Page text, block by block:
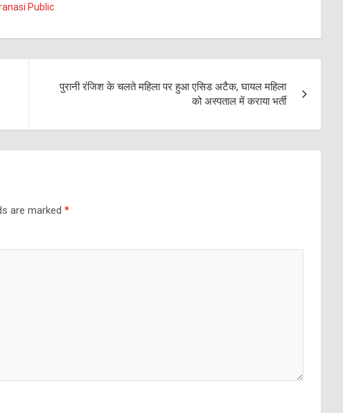
Public
पुरानी रंजिश के चलते महिला पर हुआ एसिड अटैक, घायल महिला
को अस्पताल में कराया भर्ती
are marked *